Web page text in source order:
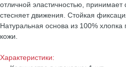
отличной эластичностью,
стесняет движения. Стойкая
Натуральная основа из 100%
кожи.
Характеристики: